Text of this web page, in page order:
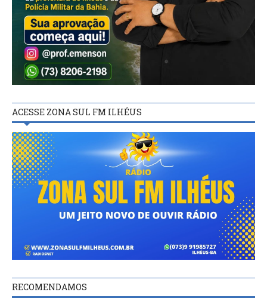
ACESSE ZONA SUL FM ILHÉUS
RECOMENDAMOS